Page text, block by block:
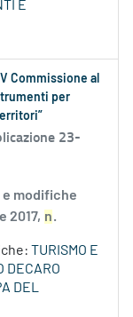
E
Commissione al
per
23-
modifiche
2017, n.
TURISMO E
DECARO
DEL